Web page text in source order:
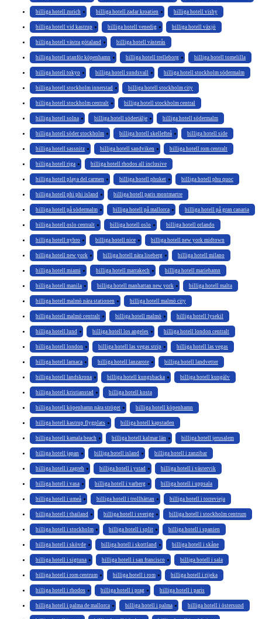
billiga hotell zurich billiga hotell zadar kroatien billiga hotell visby
billiga hotell vid kastrup billiga hotell venedig billiga hotell växjö
billiga hotell västra götaland billiga hotell västerås
billiga hotell utanför köpenhamn billiga hotell trelleborg billiga hotell tomelilla
billiga hotell tokyo billiga hotell sundsvall billiga hotell stockholm södermalm
billiga hotell stockholm innerstad billiga hotell stockholm city
billiga hotell stockholm centralt billiga hotell stockholm central
billiga hotell solna billiga hotell södertälje billiga hotell södermalm
billiga hotell söder stockholm billiga hotell skellefteå billiga hotell side
billiga hotell sassnitz billiga hotell sandviken billiga hotell rom centralt
billiga hotell riga billiga hotell rhodos all inclusive
billiga hotell playa del carmen billiga hotell phuket billiga hotell phu quoc
billiga hotell phi phi island billiga hotell paris montmartre
billiga hotell på södermalm billiga hotell på mallorca billiga hotell på gran canaria
billiga hotell oslo centralt billiga hotell oslo billiga hotell orlando
billiga hotell nybro billiga hotell nice billiga hotell new york midtown
billiga hotell new york billiga hotell nära liseberg billiga hotell milano
billiga hotell miami billiga hotell marrakech billiga hotell mariehamn
billiga hotell manila billiga hotell manhattan new york billiga hotell malta
billiga hotell malmö nära stationen billiga hotell malmö city
billiga hotell malmö centralt billiga hotell malmö billiga hotell lysekil
billiga hotell lund billiga hotell los angeles billiga hotell london centralt
billiga hotell london billiga hotell las vegas strip billiga hotell las vegas
billiga hotell larnaca billiga hotell lanzarote billiga hotell landvetter
billiga hotell landskrona billiga hotell kungsbacka billiga hotell kungälv
billiga hotell kristianstad billiga hotell kosta
billiga hotell köpenhamn nära ströget billiga hotell köpenhamn
billiga hotell kastrup flygplats billiga hotell kapstaden
billiga hotell kamala beach billiga hotell kalmar län billiga hotell jerusalem
billiga hotell japan billiga hotell island billiga hotell i zanzibar
billiga hotell i zagreb billiga hotell i ystad billiga hotell i västervik
billiga hotell i vasa billiga hotell i varberg billiga hotell i uppsala
billiga hotell i umeå billiga hotell i trollhättan billiga hotell i torrevieja
billiga hotell i thailand billiga hotell i sverige billiga hotell i stockholm centrum
billiga hotell i stockholm billiga hotell i split billiga hotell i spanien
billiga hotell i skövde billiga hotell i skottland billiga hotell i skåne
billiga hotell i sigtuna billiga hotell i san francisco billiga hotell i sala
billiga hotell i rom centrum billiga hotell i rom billiga hotell i rijeka
billiga hotell i rhodos billiga hotell i prag billiga hotell i paris
billiga hotell i palma de mallorca billiga hotell i palma billiga hotell i östersund